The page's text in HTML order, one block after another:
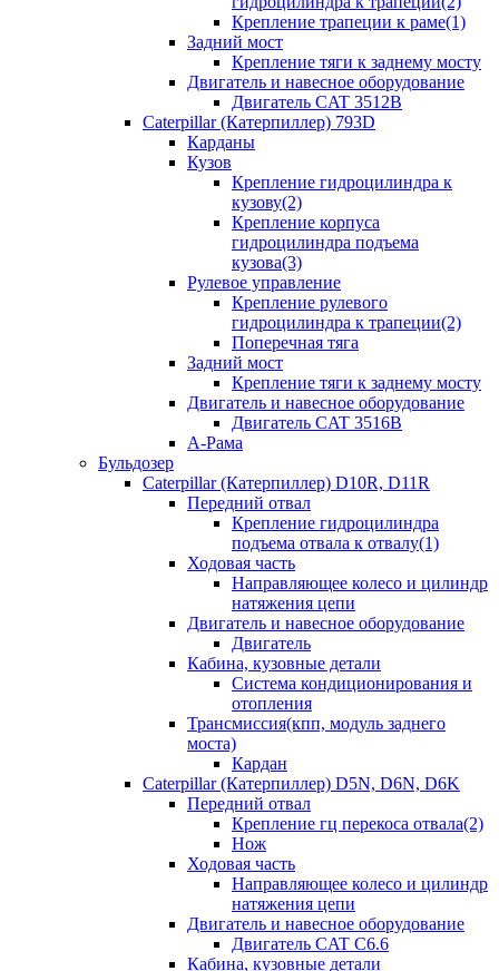
Крепление трапеции к раме(1)
Задний мост
Крепление тяги к заднему мосту
Двигатель и навесное оборудование
Двигатель CAT 3512B
Caterpillar (Катерпиллер) 793D
Карданы
Кузов
Крепление гидроцилиндра к
кузову(2)
Крепление корпуса
гидроцилиндра подъема
кузова(3)
Рулевое управление
Крепление рулевого
гидроцилиндра к трапеции(2)
Поперечная тяга
Задний мост
Крепление тяги к заднему мосту
Двигатель и навесное оборудование
Двигатель CAT 3516B
А-Рама
Бульдозер
Caterpillar (Катерпиллер) D10R, D11R
Передний отвал
Крепление гидроцилиндра
подъема отвала к отвалу(1)
Ходовая часть
Направляющее колесо и цилиндр
натяжения цепи
Двигатель и навесное оборудование
Двигатель
Кабина, кузовные детали
Система кондиционирования и
отопления
Трансмиссия(кпп, модуль заднего
моста)
Кардан
Caterpillar (Катерпиллер) D5N, D6N, D6K
Передний отвал
Крепление гц перекоса отвала(2)
Нож
Ходовая часть
Направляющее колесо и цилиндр
натяжения цепи
Двигатель и навесное оборудование
Двигатель CAT C6.6
Кабина, кузовные детали